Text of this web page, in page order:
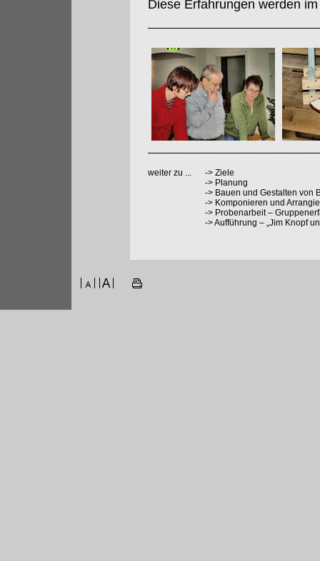
Diese Erfahrungen werden
weiter zu ... -> Ziele
-> Planung
-> Bauen und Gestalten von
-> Komponieren und
-> Probenarbeit –
->Aufführung – „Jim Knopf